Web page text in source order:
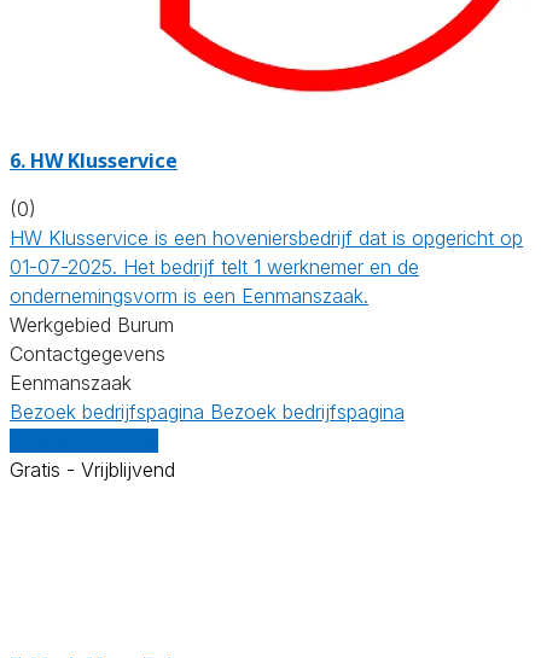
6. HW Klusservice
(0)
HW Klusservice is een hoveniersbedrijf dat is opgericht op
01-07-2025. Het bedrijf telt 1 werknemer en de
ondernemingsvorm is een Eenmanszaak.
Werkgebied Burum
Contactgegevens
Eenmanszaak
Bezoek bedrijfspagina Bezoek bedrijfspagina
Gratis - Vrijblijvend